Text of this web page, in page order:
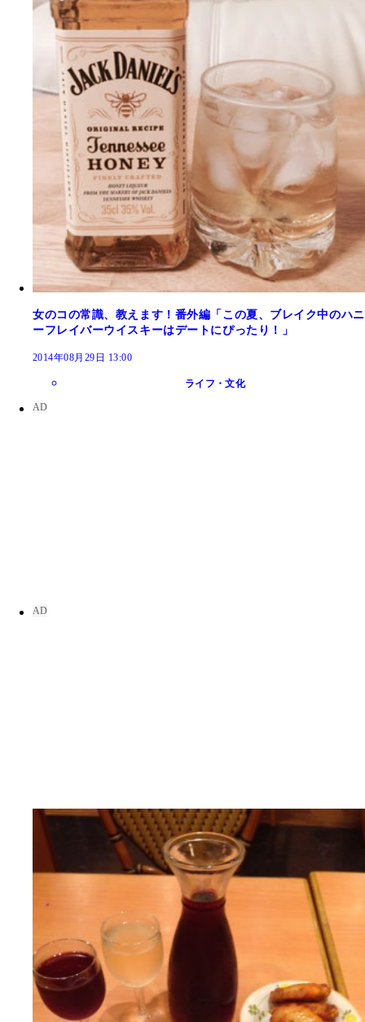
女のコの常識、教えます！番外編「この夏、ブレイク中のハニ
ーフレイバーウイスキーはデートにぴったり！」
2014年08月29日 13:00
ライフ・文化